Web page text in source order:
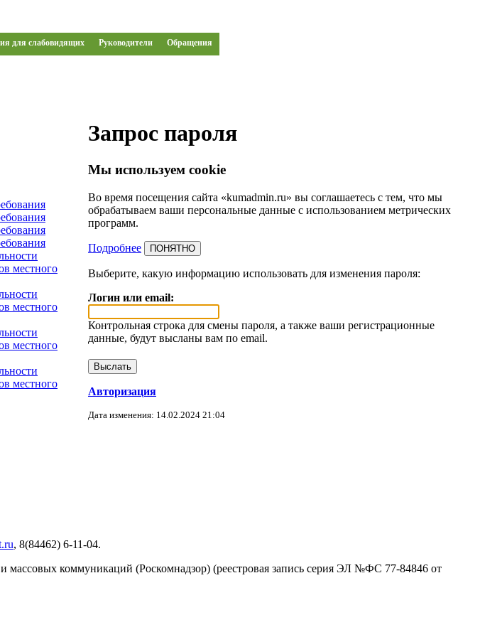
для слабовидящих Руководители Обращения
местного
местного
местного
местного
Запрос пароля
Мы используем cookie
Во время посещения сайта «kumadmin.ru» вы соглашаетесь с тем, что мы
обрабатываем ваши персональные данные с использованием метрических
программ.
Подробнее ПОНЯТНО
Выберите, какую информацию использовать для изменения пароля:
Логин или email:
Контрольная строка для смены пароля, а также ваши регистрационные
данные, будут высланы вам по email.
Авторизация
Дата изменения: 14.02.2024 21:04
, 8(84462) 6-11-04.
массовых коммуникаций (Роскомнадзор) (реестровая запись серия ЭЛ №ФС 77-84846 от